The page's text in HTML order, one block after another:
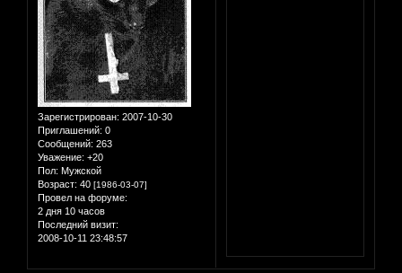
Зарегистрирован: 2007-10-30
Приглашений: 0
Сообщений: 263
Уважение: +20
Пол: Мужской
Возраст: 40 [1986-03-07]
Провел на форуме:
2 дня 10 часов
Последний визит:
2008-10-11 23:48:57